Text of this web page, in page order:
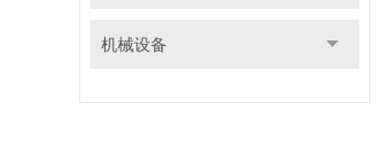
机械设备